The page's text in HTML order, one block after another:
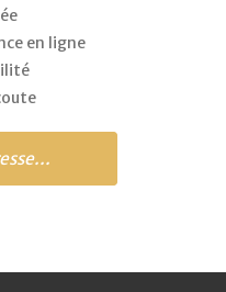
en ligne